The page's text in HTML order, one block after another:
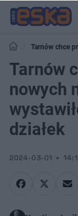
Tarnów chce
sprzedaż 68 działek
Tarnów
nowych
działek
2024-03-01